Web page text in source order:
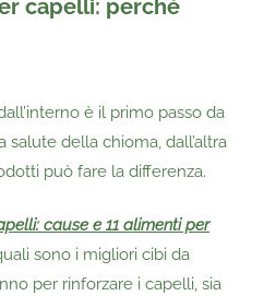
capelli: perché
è il primo passo da
della chioma, dall’altra
può fare la differenza.
cause e 11 alimenti per
sono i migliori cibi da
per rinforzare i capelli, sia